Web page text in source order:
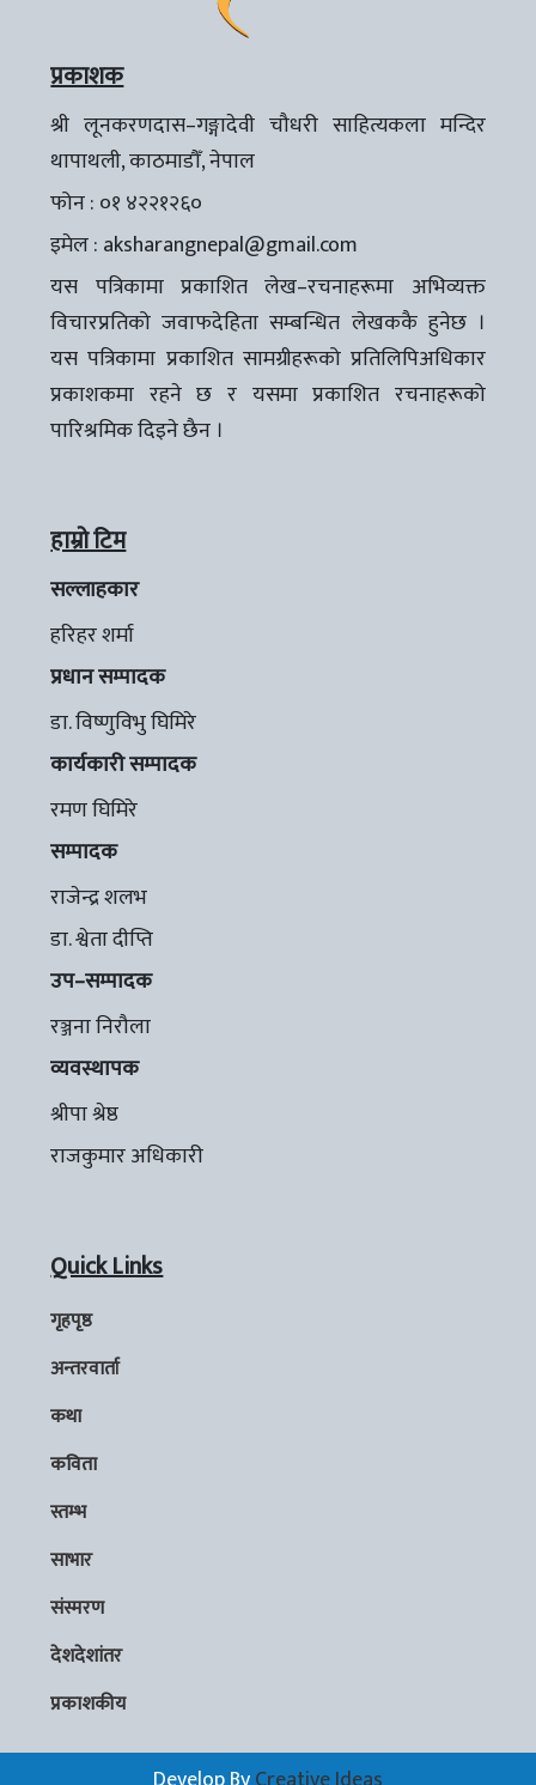
प्रकाशक
श्री लूनकरणदास–गङ्गादेवी चौधरी साहित्यकला मन्दिर
थापाथली, काठमाडौँ, नेपाल
फोन : ०१ ४२२१२६०
इमेल : aksharangnepal@gmail.com
यस पत्रिकामा प्रकाशित लेख–रचनाहरूमा अभिव्यक्त
विचारप्रतिको जवाफदेहिता सम्बन्धित लेखककै हुनेछ ।
यस पत्रिकामा प्रकाशित सामग्रीहरूको प्रतिलिपिअधिकार
प्रकाशकमा रहने छ र यसमा प्रकाशित रचनाहरूको
पारिश्रमिक दिइने छैन ।
हाम्रो टिम
सल्लाहकार
हरिहर शर्मा
प्रधान सम्पादक
डा. विष्णुविभु घिमिरे
कार्यकारी सम्पादक
रमण घिमिरे
सम्पादक
राजेन्द्र शलभ
डा. श्वेता दीप्ति
उप–सम्पादक
रञ्जना निरौला
व्यवस्थापक
श्रीपा श्रेष्ठ
राजकुमार अधिकारी
Quick Links
गृहपृष्ठ
अन्तरवार्ता
कथा
कविता
स्तम्भ
साभार
संस्मरण
देशदेशांतर
प्रकाशकीय